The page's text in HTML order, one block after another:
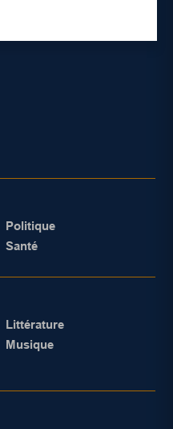
Politique
Santé
Littérature
Musique